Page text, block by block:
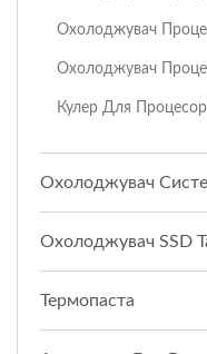
Охолоджувач
Охолоджувач
Кулер Для
Охолоджувач
Охолоджувач SSD
Термопаста